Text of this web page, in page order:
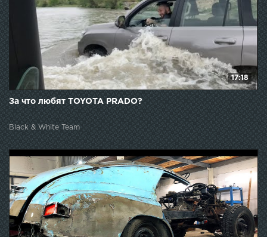
17:18
За что любят TOYOTA PRADO?
Black & White Team